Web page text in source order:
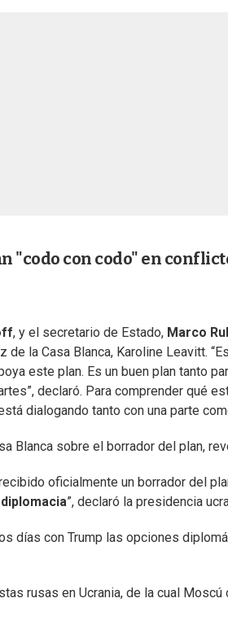
"codo con codo" en
, y el secretario de Estado, Marco
la Casa Blanca, Karoline Leavitt.
este plan. Es un buen plan tanto
declaró. Para comprender qué
dialogando tanto con una parte
Blanca sobre el borrador del plan,
oficialmente un borrador del
diplomacia”, declaró la presidencia
días con Trump las opciones
rusas en Ucrania, de la cual Moscú